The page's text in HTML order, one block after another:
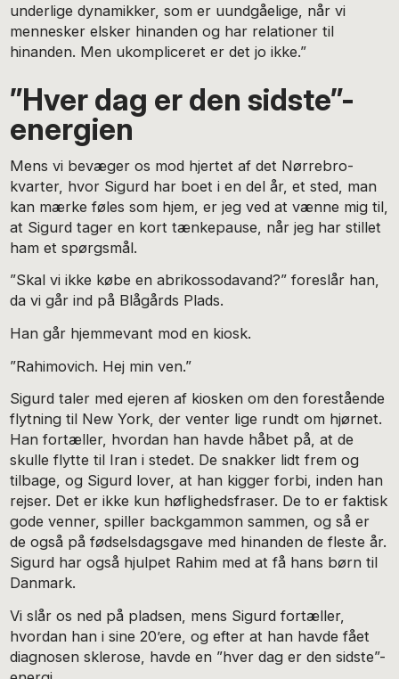
underlige dynamikker, som er uundgåelige, når vi
mennesker elsker hinanden og har relationer til
hinanden. Men ukompliceret er det jo ikke.”
”Hver dag er den sidste”-
energien
Mens vi bevæger os mod hjertet af det Nørrebro-
kvarter, hvor Sigurd har boet i en del år, et sted, man
kan mærke føles som hjem, er jeg ved at vænne mig til,
at Sigurd tager en kort tænkepause, når jeg har stillet
ham et spørgsmål.
”Skal vi ikke købe en abrikossodavand?” foreslår han,
da vi går ind på Blågårds Plads.
Han går hjemmevant mod en kiosk.
”Rahimovich. Hej min ven.”
Sigurd taler med ejeren af kiosken om den forestående
flytning til New York, der venter lige rundt om hjørnet.
Han fortæller, hvordan han havde håbet på, at de
skulle flytte til Iran i stedet. De snakker lidt frem og
tilbage, og Sigurd lover, at han kigger forbi, inden han
rejser. Det er ikke kun høflighedsfraser. De to er faktisk
gode venner, spiller backgammon sammen, og så er
de også på fødselsdagsgave med hinanden de fleste år.
Sigurd har også hjulpet Rahim med at få hans børn til
Danmark.
Vi slår os ned på pladsen, mens Sigurd fortæller,
hvordan han i sine 20’ere, og efter at han havde fået
diagnosen sklerose, havde en ”hver dag er den sidste”-